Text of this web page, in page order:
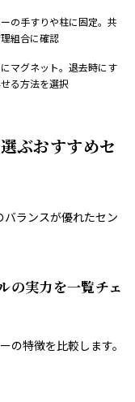
の手すりや柱に固定。共
組合に確認
マグネット。退去時にす
る方法を選択
ぶおすすめセ
ランスが優れたセン
の実力を一覧チェ
の特徴を比較します。